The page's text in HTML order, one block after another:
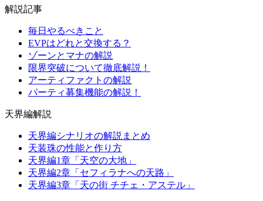
解説記事
毎日やるべきこと
EVPはどれと交換する？
ゾーンとマナの解説
限界突破について徹底解説！
アーティファクトの解説
パーティ募集機能の解説！
天界編解説
天界編シナリオの解説まとめ
天装珠の性能と作り方
天界編1章「天空の大地」
天界編2章「セフィラナへの天路」
天界編3章「天の街 チチェ・アステル」